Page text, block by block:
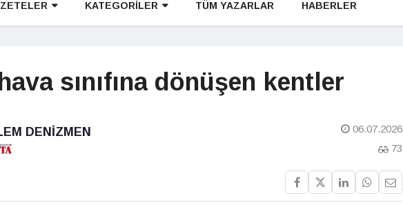
KATEGORİLER TÜM YAZARLAR HABERLER
sınıfına dönüşen kentler
DENIZMEN
06.07.2026
73